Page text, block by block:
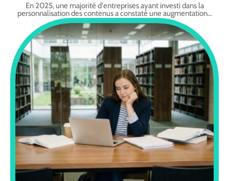
En 2025, une majorité d'entreprises ayant investi dans la
personnalisation des contenus a constaté une augmentation…